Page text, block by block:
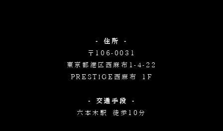
- 住所 -
〒106-0031
東京都港区西麻布1-4-22
PRESTIGE西麻布 1F
- 交通手段 -
六本木駅 徒歩10分